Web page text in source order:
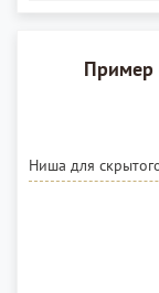
Пример
Ниша для